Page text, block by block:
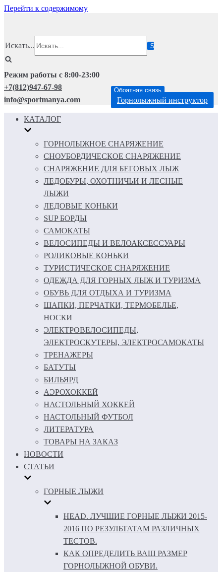
Перейти к содержимому
Искать...
Режим работы с 8:00-23:00
+7(812)947-67-98
info@sportmanya.com
Обратная связь
Горнолыжный инструктор
КАТАЛОГ
ГОРНОЛЫЖНОЕ СНАРЯЖЕНИЕ
СНОУБОРДИЧЕСКОЕ СНАРЯЖЕНИЕ
СНАРЯЖЕНИЕ ДЛЯ БЕГОВЫХ ЛЫЖ
ЛЕДОБУРЫ, ОХОТНИЧЬИ И ЛЕСНЫЕ
ЛЫЖИ
ЛЕДОВЫЕ КОНЬКИ
SUP БОРДЫ
САМОКАТЫ
ВЕЛОСИПЕДЫ И ВЕЛОАКСЕССУАРЫ
РОЛИКОВЫЕ КОНЬКИ
ТУРИСТИЧЕСКОЕ СНАРЯЖЕНИЕ
ОДЕЖДА ДЛЯ ГОРНЫХ ЛЫЖ И ТУРИЗМА
ОБУВЬ ДЛЯ ОТДЫХА И ТУРИЗМА
ШАПКИ, ПЕРЧАТКИ, ТЕРМОБЕЛЬЕ,
НОСКИ
ЭЛЕКТРОВЕЛОСИПЕДЫ,
ЭЛЕКТРОСКУТЕРЫ, ЭЛЕКТРОСАМОКАТЫ
ТРЕНАЖЕРЫ
БАТУТЫ
БИЛЬЯРД
АЭРОХОККЕЙ
НАСТОЛЬНЫЙ ХОККЕЙ
НАСТОЛЬНЫЙ ФУТБОЛ
ЛИТЕРАТУРА
ТОВАРЫ НА ЗАКАЗ
НОВОСТИ
СТАТЬИ
ГОРНЫЕ ЛЫЖИ
HEAD. ЛУЧШИЕ ГОРНЫЕ ЛЫЖИ 2015-
2016 ПО РЕЗУЛЬТАТАМ РАЗЛИЧНЫХ
ТЕСТОВ.
КАК ОПРЕДЕЛИТЬ ВАШ РАЗМЕР
ГОРНОЛЫЖНОЙ ОБУВИ.